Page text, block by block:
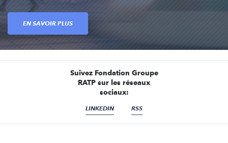
EN SAVOIR PLUS
Suivez Fondation Groupe
RATP sur les réseaux
sociaux:
LINKEDIN RSS